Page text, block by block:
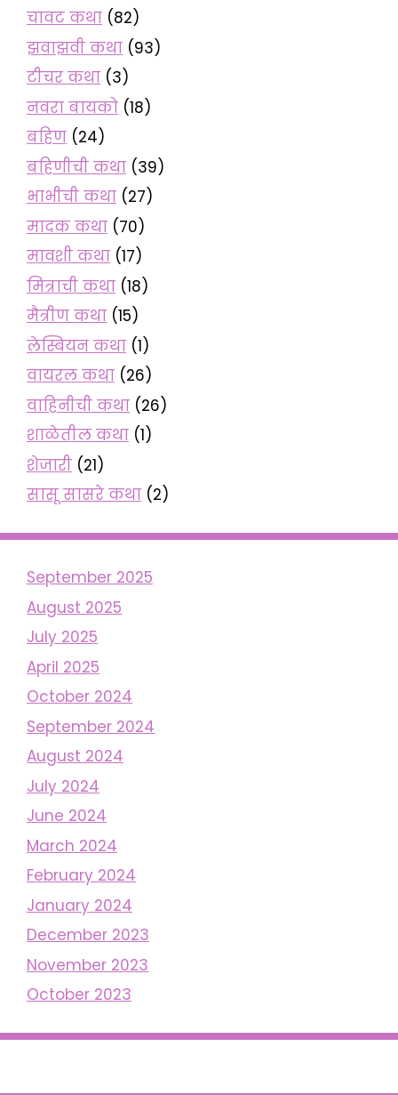
चावट कथा (82)
झवाझवी कथा (93)
टीचर कथा (3)
नवरा बायको (18)
बहिण (24)
बहिणीची कथा (39)
भाभीची कथा (27)
मादक कथा (70)
मावशी कथा (17)
मित्राची कथा (18)
मैत्रीण कथा (15)
लेस्बियन कथा (1)
वायरल कथा (26)
वाहिनीची कथा (26)
शाळेतील कथा (1)
शेजारी (21)
सासू सासरे कथा (2)
September 2025
August 2025
July 2025
April 2025
October 2024
September 2024
August 2024
July 2024
June 2024
March 2024
February 2024
January 2024
December 2023
November 2023
October 2023